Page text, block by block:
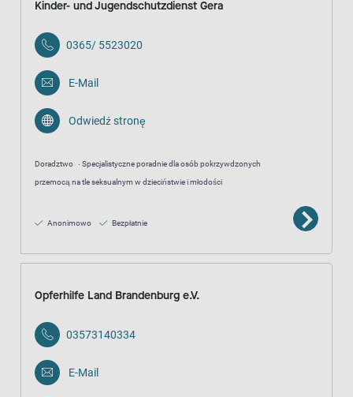
Kinder- und Jugendschutzdienst Gera
0365/ 5523020
E-Mail
Odwiedź stronę
Doradztwo
Specjalistyczne poradnie dla osób pokrzywdzonych
przemocą na tle seksualnym w dzieciństwie i młodości
Anonimowo Bezpłatnie
Opferhilfe Land Brandenburg e.V.
03573140334
E-Mail